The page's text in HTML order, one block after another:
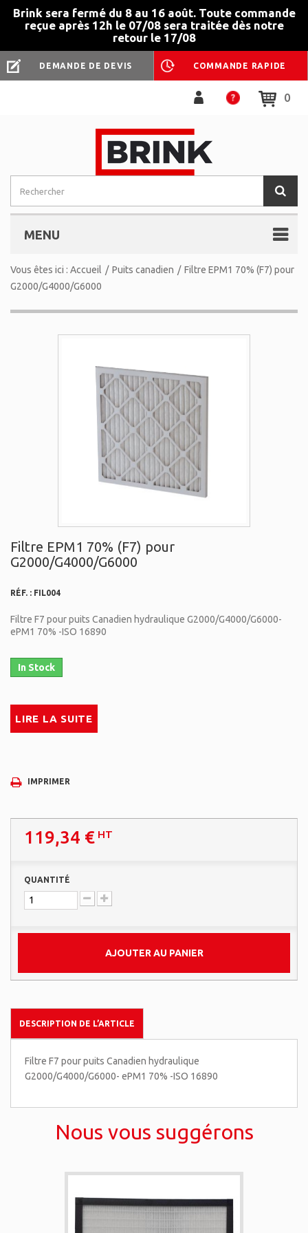
Brink sera fermé du 8 au 16 août. Toute commande
reçue après 12h le 07/08 sera traitée dès notre
retour le 17/08
DEMANDE DE DEVIS COMMANDE RAPIDE
0
MENU
Vous êtes ici : Accueil / Puits canadien / Filtre EPM1 70% (F7) pour
G2000/G4000/G6000
Filtre EPM1 70% (F7) pour
G2000/G4000/G6000
RÉF. : FIL004
Filtre F7 pour puits Canadien hydraulique G2000/G4000/G6000-
ePM1 70% -ISO 16890
In Stock
LIRE LA SUITE
IMPRIMER
119,34 € HT
QUANTITÉ
AJOUTER AU PANIER
DESCRIPTION DE L’ARTICLE
Filtre F7 pour puits Canadien hydraulique
G2000/G4000/G6000- ePM1 70% -ISO 16890
Nous vous suggérons